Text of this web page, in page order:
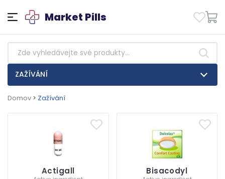
Market Pills
ZAŽÍVÁNÍ
Domov > Zažívání
Actigall Bisacodyl